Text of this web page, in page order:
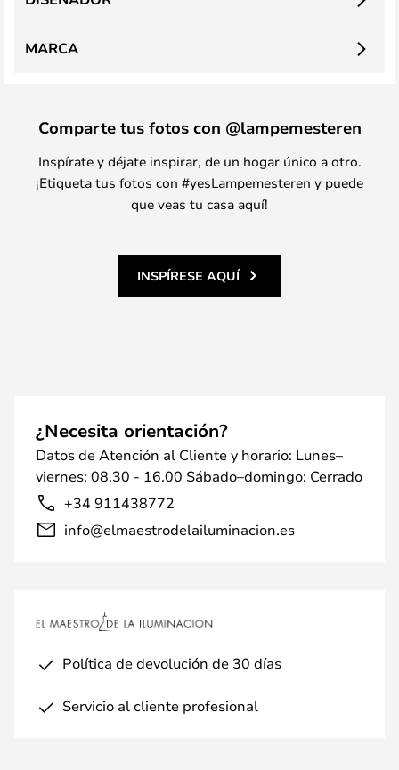
MARCA
Comparte tus fotos con @lampemesteren
Inspírate y déjate inspirar, de un hogar único a otro.
¡Etiqueta tus fotos con #yesLampemesteren y puede
que veas tu casa aquí!
INSPÍRESE AQUÍ
¿Necesita orientación?
Datos de Atención al Cliente y horario: Lunes–
viernes: 08.30 - 16.00 Sábado–domingo: Cerrado
+34 911438772
info@elmaestrodelailuminacion.es
Política de devolución de 30 días
Servicio al cliente profesional